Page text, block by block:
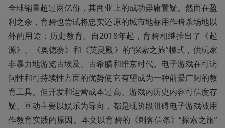
全球销量超过两亿份，其商业上的成功毋庸置疑。然而在盈
利之余，育碧也尝试将忠实还原的城市地标用作暗杀场地以
外的用途：历史教育。自2018年起，育碧相继推出了《起
源》、《奥德赛》和《英灵殿》的“探索之旅”模式，供玩家
非暴力地游览古埃及、古希腊和维京时代。电子游戏在可访
问性和可持续性方面的优势使它有望成为一种前景广阔的教
育工具。但开发和运营成本过高、游戏内历史内容可信度存
疑、互动主要以娱乐为导向，都是现阶段阻碍电子游戏被用
作教育实践的原因。本文以育碧的《刺客信条》“探索之旅”